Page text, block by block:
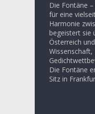
Die Fontäne
für eine
Harmonie
begeistert sie
Österreich
Wissenschaft,
Die Fontäne
Sitz in